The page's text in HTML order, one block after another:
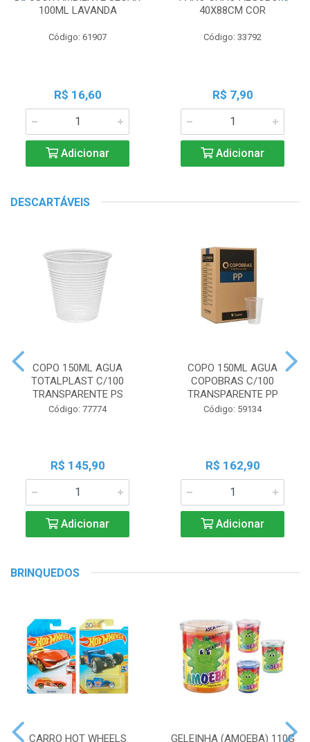
100ML LAVANDA
Código: 61907
R$ 16,60
Adicionar
40X88CM COR
Código: 33792
R$ 7,90
Adicionar
DESCARTÁVEIS
COPO 150ML AGUA
TOTALPLAST C/100
TRANSPARENTE PS
Código: 77774
R$ 145,90
Adicionar
COPO 150ML AGUA
COPOBRAS C/100
TRANSPARENTE PP
Código: 59134
R$ 162,90
Adicionar
BRINQUEDOS
CARRO HOT WHEELS
GELEINHA (AMOEBA) 110G